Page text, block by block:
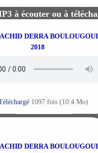
à écouter ou à
DERRA
2018
1097 fois (10.4 Mo)
DERRA